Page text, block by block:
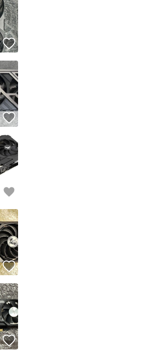
実績について
ユーザーにバッジを付与しています
をクリアした安心・安全なユーザーです
フリマの取引を完了させた実績があります
リマサービスでの取引実績があります
しているものではありません
度で24時間以内＆設定した発送日数内に発送してい
度で24時間以内に発送しています
した発送日数内に発送しています
をコピーします
ます
ページへ
ンセル
いいね！
いいね！
いいね！
いいね！